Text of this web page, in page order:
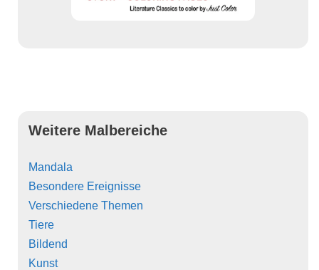
Weitere Malbereiche
Mandala
Besondere Ereignisse
Verschiedene Themen
Tiere
Bildend
Kunst